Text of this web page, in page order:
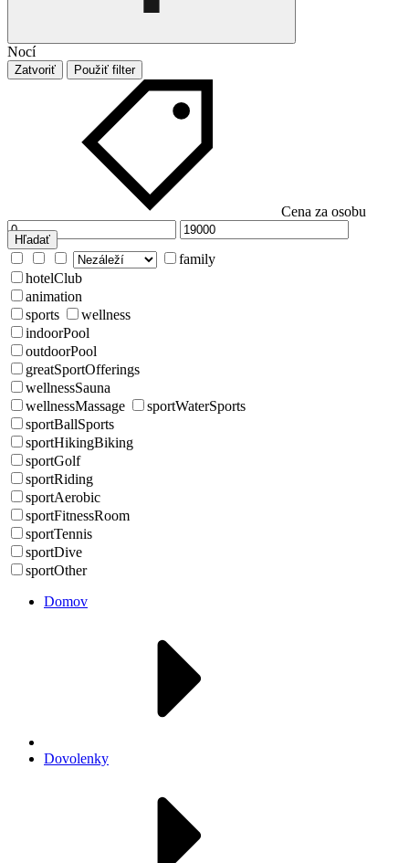
Nocí
Zatvoriť Použiť filter
Cena za osobu
Hľadať
family
hotelClub
animation
sports
wellness
indoorPool
outdoorPool
greatSportOfferings
wellnessSauna
wellnessMassage
sportWaterSports
sportBallSports
sportHikingBiking
sportGolf
sportRiding
sportAerobic
sportFitnessRoom
sportTennis
sportDive
sportOther
Domov
Dovolenky